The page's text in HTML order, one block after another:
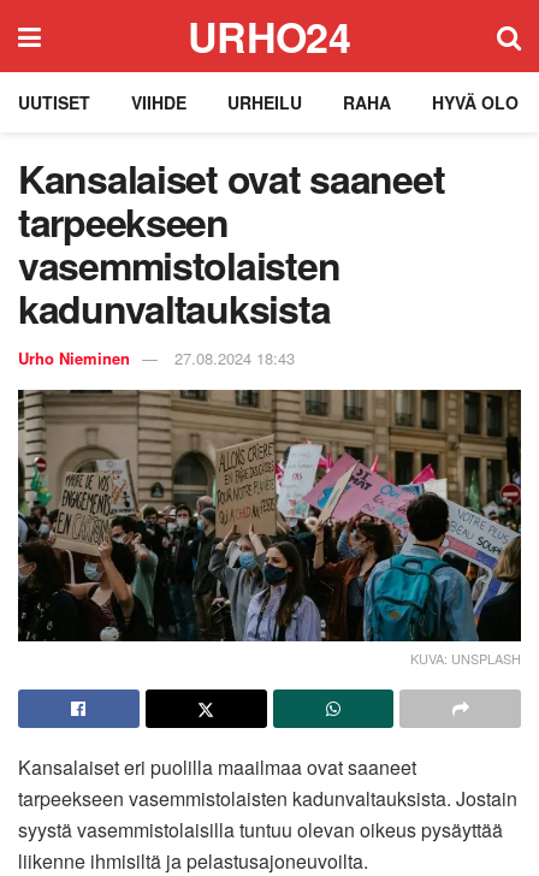
URHO24
UUTISET VIIHDE URHEILU RAHA HYVÄ OLO
Kansalaiset ovat saaneet
tarpeekseen
vasemmistolaisten
kadunvaltauksista
Urho Nieminen 27.08.2024 18:43
KUVA: UNSPLASH
Kansalaiset eri puolilla maailmaa ovat saaneet
tarpeekseen vasemmistolaisten kadunvaltauksista. Jostain
syystä vasemmistolaisilla tuntuu olevan oikeus pysäyttää
liikenne ihmisiltä ja pelastusajoneuvoilta.